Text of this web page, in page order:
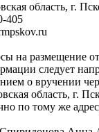
область, г.
405
на размещение
следует
о вручении
область, г.
по тому же